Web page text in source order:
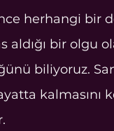
herhangi bir
aldığı bir olgu
biliyoruz.
kalmasını